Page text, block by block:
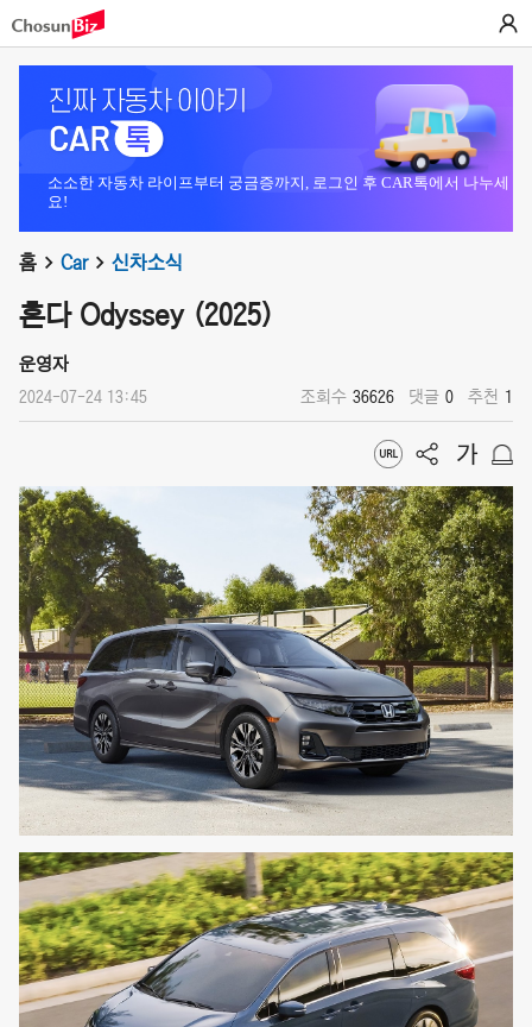
소소한 자동차 라이프부터 궁금증까지, 로그인 후 CAR톡에서 나누세
요!
홈 Car 신차소식
혼다 Odyssey (2025)
운영자
2024-07-24 13:45 조회수 36626 댓글 0 추천 1